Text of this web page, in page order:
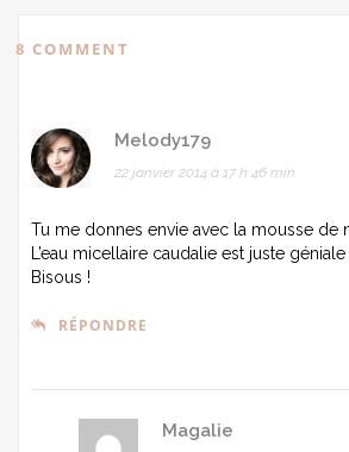
8 COMMENT
Melody179
22 janvier 2014 à 17 h 46 min
Tu me donnes envie avec la mousse de
L’eau micellaire caudalie est juste géniale
Bisous !
RÉPONDRE
Magalie